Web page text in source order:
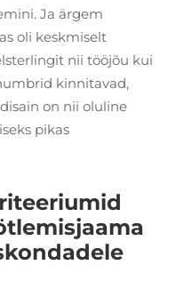
Ja ärgem
oli keskmiselt
nii tööjõu kui
kinnitavad,
on nii oluline
pikas